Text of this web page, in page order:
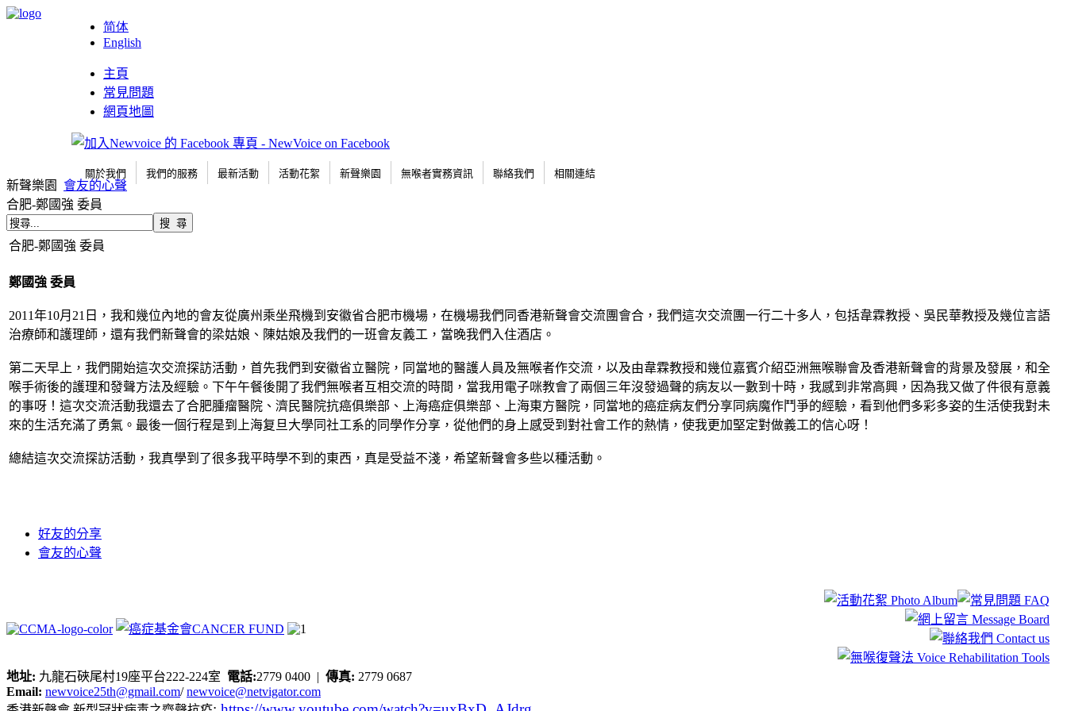
简体
English
主頁
常見問題
網頁地圖
關於我們 我們的服務 最新活動 活動花絮 新聲樂園 無喉者實務資訊 聯絡我們 相關連結
新聲樂園
會友的心聲
合肥-鄭國強 委員
合肥-鄭國強 委員
鄭國強 委員
2011年10月21日，我和幾位內地的會友從廣州乘坐飛機到安徽省合肥市機場，在機場我們同香港新聲會交流團會合，我們這次交流團一行二十多人，包括韋霖教授、吳民華教授及幾位言語
治療師和護理師，還有我們新聲會的梁姑娘、陳姑娘及我們的一班會友義工，當晚我們入住酒店。
第二天早上，我們開始這次交流探訪活動，首先我們到安徽省立醫院，同當地的醫護人員及無喉者作交流，以及由韋霖教授和幾位嘉賓介紹亞洲無喉聯會及香港新聲會的背景及發展，和全
喉手術後的護理和發聲方法及經驗。下午午餐後開了我們無喉者互相交流的時間，當我用電子咪教會了兩個三年沒發過聲的病友以一數到十時，我感到非常高興，因為我又做了件很有意義
的事呀！這次交流活動我還去了合肥腫瘤醫院、濟民醫院抗癌俱樂部、上海癌症俱樂部、上海東方醫院，同當地的癌症病友們分享同病魔作鬥爭的經驗，看到他們多彩多姿的生活使我對未
來的生活充滿了勇氣。最後一個行程是到上海复旦大學同社工系的同學作分享，從他們的身上感受到對社會工作的熱情，使我更加堅定對做義工的信心呀！
總結這次交流探訪活動，我真學到了很多我平時學不到的東西，真是受益不淺，希望新聲會多些以種活動。
好友的分享
會友的心聲
地址: 九龍石硤尾村19座平台222-224室 電話:2779 0400 | 傳真: 2779 0687
Email: newvoice25th@gmail.com/newvoice@netvigator.com